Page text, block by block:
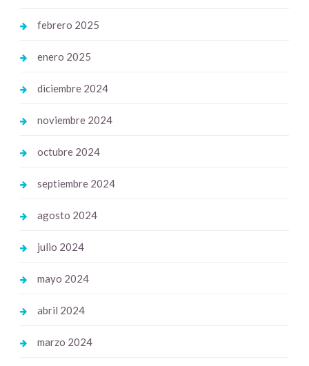
febrero 2025
enero 2025
diciembre 2024
noviembre 2024
octubre 2024
septiembre 2024
agosto 2024
julio 2024
mayo 2024
abril 2024
marzo 2024